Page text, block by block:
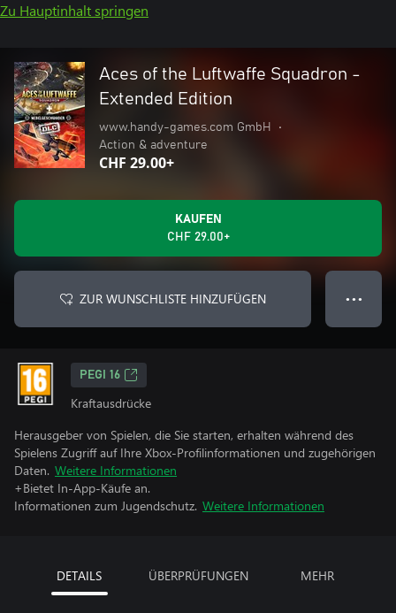
Zu Hauptinhalt springen
Aces of the Luftwaffe Squadron -
Extended Edition
www.handy-games.com GmbH
•
Action & adventure
CHF 29.00+
KAUFEN
CHF 29.00+
ZUR WUNSCHLISTE HINZUFÜGEN ● ● ●
PEGI 16
Kraftausdrücke
Herausgeber von Spielen, die Sie starten, erhalten während des
Spielens Zugriff auf Ihre Xbox-Profilinformationen und zugehörigen
Daten. Weitere Informationen
+Bietet In-App-Käufe an.
Informationen zum Jugendschutz. Weitere Informationen
DETAILS ÜBERPRÜFUNGEN MEHR